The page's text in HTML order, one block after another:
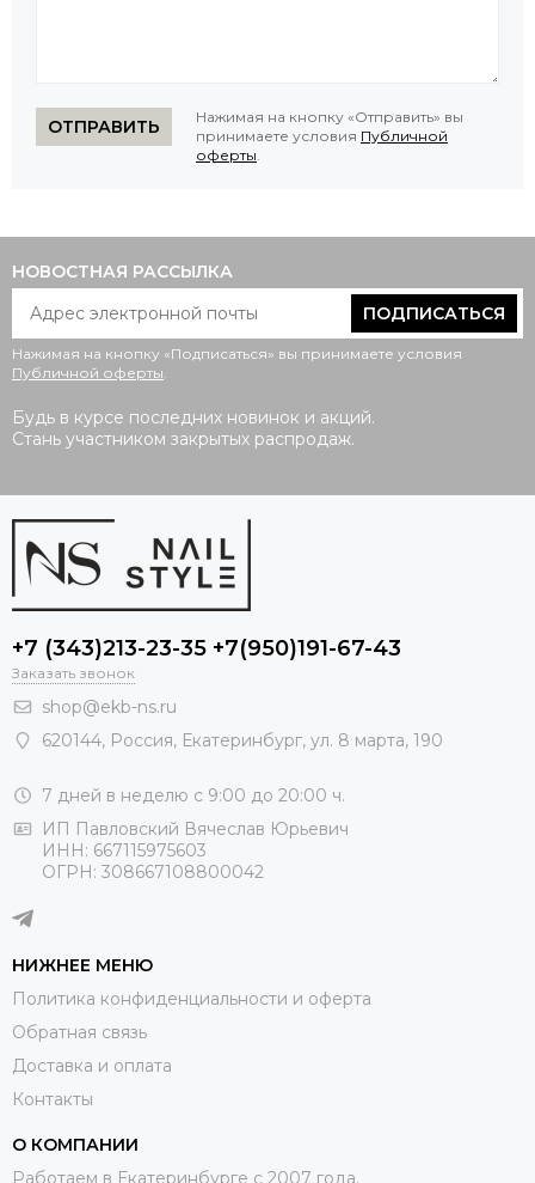
ОТПРАВИТЬ
Нажимая на кнопку «Отправить» вы
принимаете условия Публичной
оферты.
НОВОСТНАЯ РАССЫЛКА
ПОДПИСАТЬСЯ
Нажимая на кнопку «Подписаться» вы принимаете условия
Публичной оферты.
Будь в курсе последних новинок и акций.
Стань участником закрытых распродаж.
+7 (343)213-23-35 +7(950)191-67-43
Заказать звонок
shop@ekb-ns.ru
620144, Россия, Екатеринбург, ул. 8 марта, 190
7 дней в неделю с 9:00 до 20:00 ч.
ИП Павловский Вячеслав Юрьевич
ИНН: 667115975603
ОГРН: 308667108800042
НИЖНЕЕ МЕНЮ
Политика конфиденциальности и оферта
Обратная связь
Доставка и оплата
Контакты
О КОМПАНИИ
Работаем в Екатеринбурге с 2007 года.